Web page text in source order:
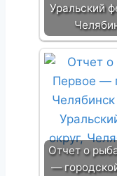
Уральский
Отчет о
—